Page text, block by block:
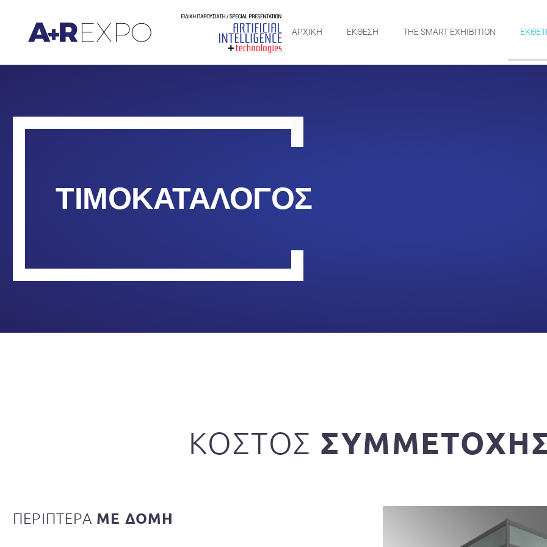
ΑΡΧΙΚΗ ΕΚΘΕΣΗ THE SMART EXHIBITION
ΤΙΜΟΚΑΤΆΛΟΓΟΣ
ΚΟΣΤΟΣ
ΠΕΡΙΠΤΕΡΑ ΜΕ ΔΟΜΗ